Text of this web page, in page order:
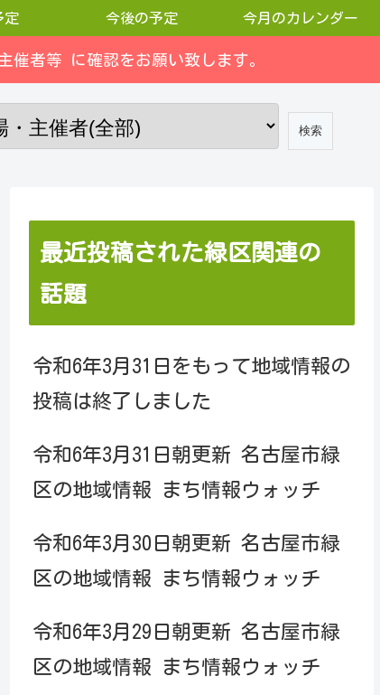
定 今後の予定 今月のカレンダー
催者等 に確認をお願い致します。
最近投稿された緑区関連の
話題
令和6年3月31日をもって地域情報の
投稿は終了しました
令和6年3月31日朝更新 名古屋市緑
区の地域情報 まち情報ウォッチ
令和6年3月30日朝更新 名古屋市緑
区の地域情報 まち情報ウォッチ
令和6年3月29日朝更新 名古屋市緑
区の地域情報 まち情報ウォッチ